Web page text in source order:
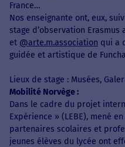
France…
Nos enseignante ont, eux,
stage d’observation
et @arte.m.association qui a
guidée et artistique de
Lieux de stage : Musées,
Mobilité Norvège :
Dans le cadre du projet
Expérience » (LEBE), mené
partenaires scolaires et
jeunes élèves du lycée ont